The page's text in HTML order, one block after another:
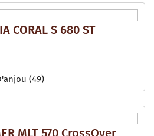
CORAL S 680 ST
(49)
MLT 570 CrossOver